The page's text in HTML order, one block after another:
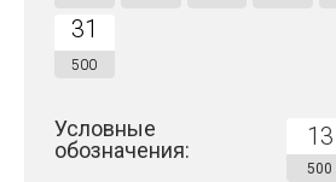
31
500
Условные
обозначения:
13
500